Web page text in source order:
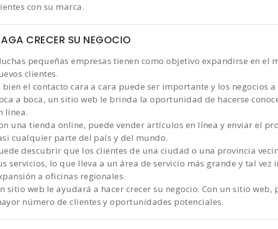
con su marca.
CRECER SU NEGOCIO
pequeñas empresas tienen como objetivo expandirse en el
clientes.
bien el contacto cara a cara puede ser importante y los negocios
a boca, un sitio web le brinda la oportunidad de hacerse
línea.
una tienda online, puede vender artículos en línea y enviar el
cualquier parte del país y del mundo.
descubrir que los clientes de una ciudad o una provincia
servicios, lo que lleva a un área de servicio más grande y tal vez
a oficinas regionales.
sitio web le ayudará a hacer crecer su negocio. Con un sitio web,
número de clientes y oportunidades potenciales.